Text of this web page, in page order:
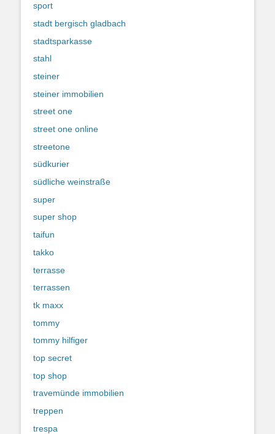
sport
stadt bergisch gladbach
stadtsparkasse
stahl
steiner
steiner immobilien
street one
street one online
streetone
südkurier
südliche weinstraße
super
super shop
taifun
takko
terrasse
terrassen
tk maxx
tommy
tommy hilfiger
top secret
top shop
travemünde immobilien
treppen
trespa